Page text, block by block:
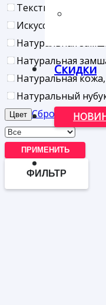
Скидки
Текстиль
Искусственная
Натуральная
Натуральная
Натуральная
Натуральный
Цвет Сброс
ПРИМЕНИТЬ
ФИЛЬТР